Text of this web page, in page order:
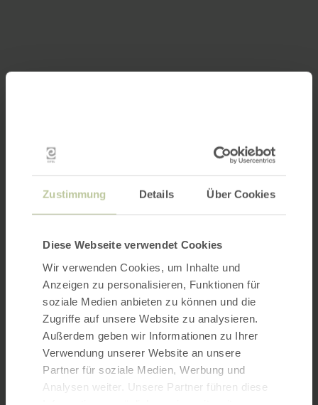
Zustimmung Details Über Cookies
Diese Webseite verwendet Cookies
Wir verwenden Cookies, um Inhalte und
Anzeigen zu personalisieren, Funktionen für
soziale Medien anbieten zu können und die
Zugriffe auf unsere Website zu analysieren.
Außerdem geben wir Informationen zu Ihrer
Verwendung unserer Website an unsere
Partner für soziale Medien, Werbung und
Analysen weiter. Unsere Partner führen diese